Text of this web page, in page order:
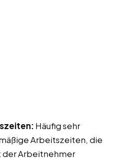
Häufig sehr
Arbeitszeiten, die
der Arbeitnehmer